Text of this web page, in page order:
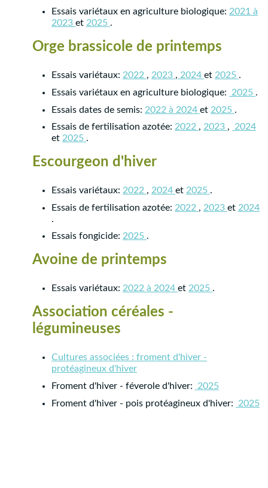
Essais variétaux en agriculture biologique: 2021 à
2023 et 2025 .
Orge brassicole de printemps
Essais variétaux: 2022 , 2023 , 2024 et 2025 .
Essais variétaux en agriculture biologique:
2025 .
Essais dates de semis: 2022 à 2024 et 2025 .
Essais de fertilisation azotée: 2022 , 2023 ,
2024
et 2025 .
Escourgeon d'hiver
Essais variétaux: 2022 , 2024 et 2025 .
Essais de fertilisation azotée: 2022 , 2023 et 2024
.
Essais fongicide: 2025 .
Avoine de printemps
Essais variétaux: 2022 à 2024 et 2025 .
Association céréales -
légumineuses
Cultures associées : froment d'hiver -
protéagineux d'hiver
Froment d'hiver - féverole d'hiver:
2025
Froment d'hiver - pois protéagineux d'hiver:
2025